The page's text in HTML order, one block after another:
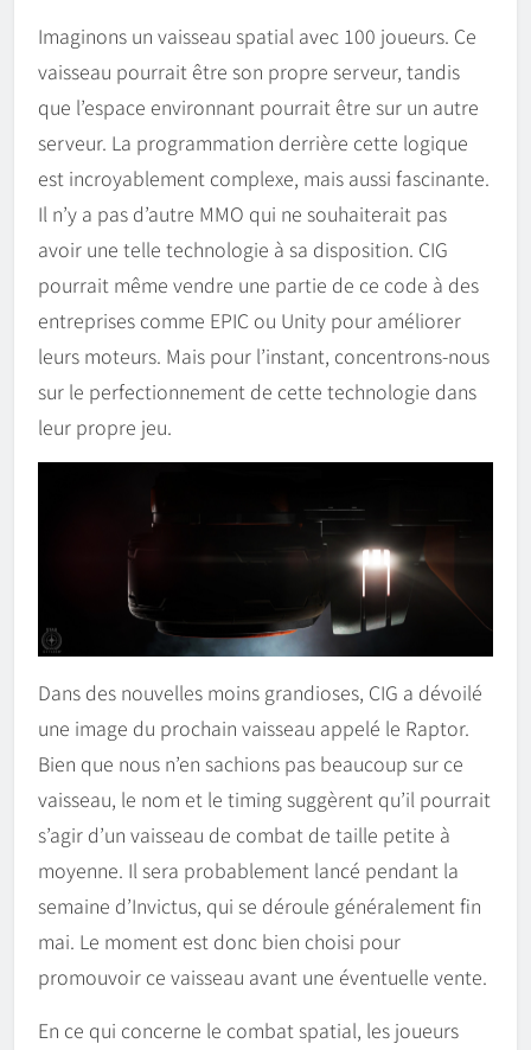
Imaginons un vaisseau spatial avec 100 joueurs. Ce
vaisseau pourrait être son propre serveur, tandis
que l’espace environnant pourrait être sur un autre
serveur. La programmation derrière cette logique
est incroyablement complexe, mais aussi fascinante.
Il n’y a pas d’autre MMO qui ne souhaiterait pas
avoir une telle technologie à sa disposition. CIG
pourrait même vendre une partie de ce code à des
entreprises comme EPIC ou Unity pour améliorer
leurs moteurs. Mais pour l’instant, concentrons-nous
sur le perfectionnement de cette technologie dans
leur propre jeu.
Dans des nouvelles moins grandioses, CIG a dévoilé
une image du prochain vaisseau appelé le Raptor.
Bien que nous n’en sachions pas beaucoup sur ce
vaisseau, le nom et le timing suggèrent qu’il pourrait
s’agir d’un vaisseau de combat de taille petite à
moyenne. Il sera probablement lancé pendant la
semaine d’Invictus, qui se déroule généralement fin
mai. Le moment est donc bien choisi pour
promouvoir ce vaisseau avant une éventuelle vente.
En ce qui concerne le combat spatial, les joueurs